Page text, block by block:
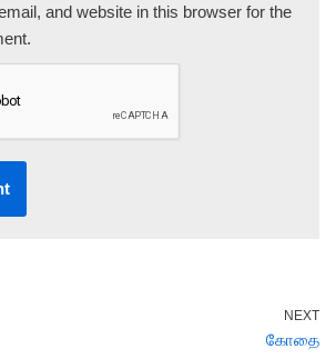
and website in this browser for the
NEXT
கோதை